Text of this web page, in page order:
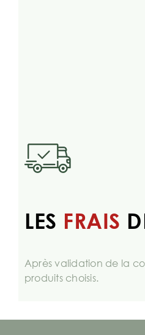
LES FRAIS
Après validation de la
produits choisis.